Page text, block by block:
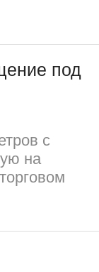
под
с
на